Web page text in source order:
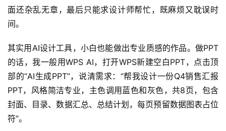
件
应
服
务
项
目
登录 注册
面还杂乱无章，最后只能求设计师帮忙，既麻烦又耽误时
间。
其实用AI设计工具，小白也能做出专业质感的作品。做PPT
的话，我一般用WPS AI，打开WPS新建空白PPT，点击顶
部的“AI生成PPT”，说清需求：“帮我设计一份Q4销售汇报
PPT，风格简洁专业，主色调用蓝色和灰色，共8页，包含
封面、目录、数据汇总、总结计划，每页预留数据图表占位
符”。